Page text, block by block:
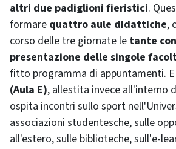
altri due padiglioni fieristici.
formare quattro aule didattiche,
corso delle tre giornate le tante
presentazione delle singole
fitto programma di appuntamenti. E
(Aula E), allestita invece all'interno
ospita incontri sullo sport
associazioni studentesche, sulle
all'estero, sulle biblioteche, sull'e-